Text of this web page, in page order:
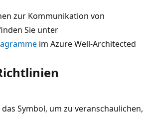
zur Kommunikation von
Sie unter
im Azure Well-Architected
Symbol, um zu veranschaulichen,